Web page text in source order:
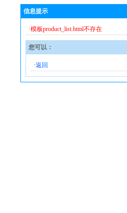
信息提示
·模板product_list.html不存在
您可以：
·返回